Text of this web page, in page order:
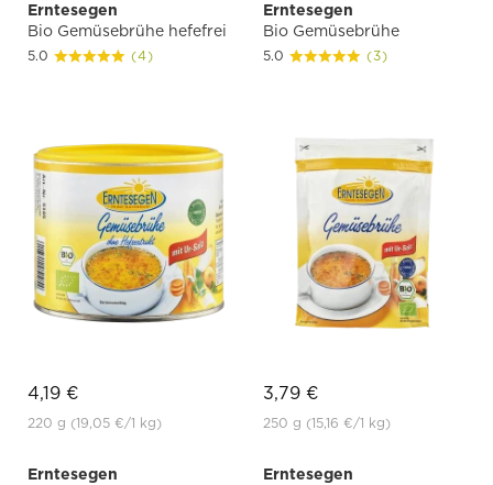
Erntesegen
Bio Gemüsebrühe hefefrei
5.0 (4)
4,19 €
220 g (19,05 €/1 kg)
Erntesegen
Bio Gemüsebrühe
5.0 (3)
3,79 €
250 g (15,16 €/1 kg)
Erntesegen
Erntesegen